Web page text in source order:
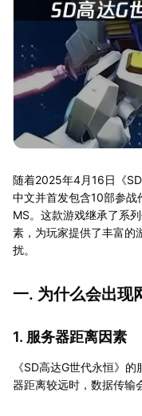
随着2025年4月16日《
中文并首发包含10部参
MS。这款游戏继承了系
素，为玩家提供了丰富的
扰。
一. 为什么会出现
1. 服务器距离因素
《SD高达G世代永恒》
器距离较远时，数据传输